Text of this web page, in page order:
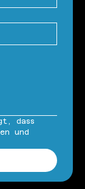
dass
und